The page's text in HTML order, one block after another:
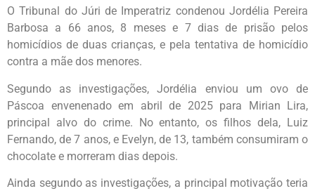
O Tribunal do Júri de Imperatriz condenou Jordélia Pereira
Barbosa a 66 anos, 8 meses e 7 dias de prisão pelos
homicídios de duas crianças, e pela tentativa de homicídio
contra a mãe dos menores.
Segundo as investigações, Jordélia enviou um ovo de
Páscoa envenenado em abril de 2025 para Mirian Lira,
principal alvo do crime. No entanto, os filhos dela, Luiz
Fernando, de 7 anos, e Evelyn, de 13, também consumiram o
chocolate e morreram dias depois.
Ainda segundo as investigações, a principal motivação teria